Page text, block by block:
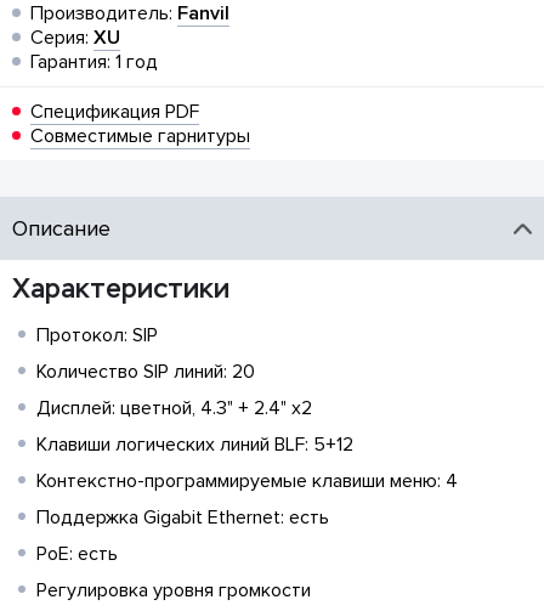
Производитель: Fanvil
Серия: XU
Гарантия: 1 год
Спецификация PDF
Совместимые гарнитуры
Описание
Характеристики
Протокол: SIP
Количество SIP линий: 20
Дисплей: цветной, 4.3" + 2.4" x2
Клавиши логических линий BLF: 5+12
Контекстно-программируемые клавиши меню: 4
Поддержка Gigabit Ethernet: есть
PoE: есть
Регулировка уровня громкости